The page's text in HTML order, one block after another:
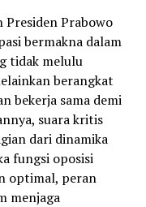
Prabowo
bermakna dalam
tidak melulu
berangkat
bekerja sama demi
suara kritis
dari dinamika
fungsi oposisi
optimal, peran
menjaga